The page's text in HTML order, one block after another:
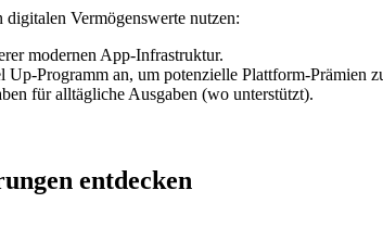
digitalen Vermögenswerte nutzen:
modernen App-Infrastruktur.
Up-Programm an, um potenzielle Plattform-Prämien
für alltägliche Ausgaben (wo unterstützt).
entdecken